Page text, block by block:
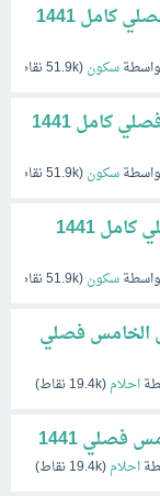
حل وحدات الحديث 5 المستوى الخامس فصلي كامل 1441
سكون(
51.9kنقاط)
حل فصول رياضيات 5 المستوى الخامس فصلي كامل 1441
سكون(
51.9kنقاط)
حل فصول احياء 5 المستوى الخامس فصلي كامل 1441
سكون(
51.9kنقاط)
المستوى الخامس فصلي
احلام(
19.4kنقاط)
احلام(
19.4kنقاط)